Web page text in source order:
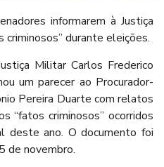
informarem à Justiça
durante eleições.
Militar Carlos Frederico
um parecer ao Procurador-
Pereira Duarte com relatos
“fatos criminosos” ocorridos
deste ano. O documento foi
de novembro.